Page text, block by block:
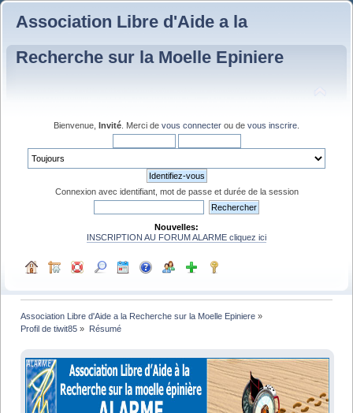
Association Libre d'Aide a la
Recherche sur la Moelle Epiniere
Bienvenue, Invité . Merci de vous connecter ou de vous inscrire
Connexion avec identifiant, mot de passe et durée de la session
Nouvelles:
INSCRIPTION AU FORUM ALARME cliquez ici
Association Libre d'Aide a la Recherche sur la Moelle Epiniere »
Profil de tiwit85 » Résumé